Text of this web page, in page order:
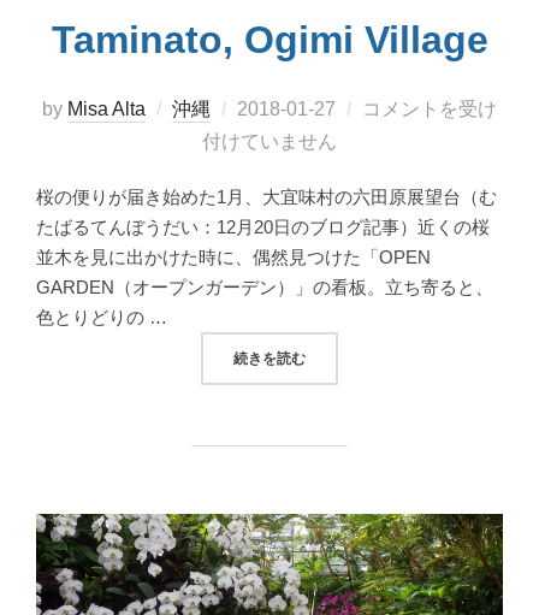
Taminato, Ogimi Village
by Misa Alta 沖縄
投
稿
2018-01-27
コメントを受け
付けていません
桜の便りが届き始めた1月、大宜味村の六田原展望台（む
たばるてんぼうだい：12月20日のブログ記事）近くの桜
並木を見に出かけた時に、偶然見つけた「OPEN
GARDEN（オープンガーデン）」の看板。立ち寄ると、
色とりどりの …
続きを読む“大宜味村田港で、冬空を明るく彩